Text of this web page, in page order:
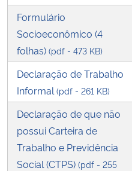
Formulário
Socioeconômico (4
folhas) (pdf - 473 KB)
Declaração de Trabalho
Informal (pdf - 261 KB)
Declaração de que não
possui Carteira de
Trabalho e Previdência
Social (CTPS) (pdf - 255